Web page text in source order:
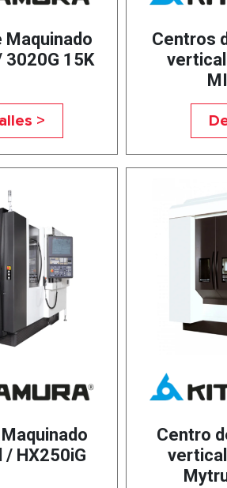
Maquinado
15K
>
Centros
HX250iG
Centro